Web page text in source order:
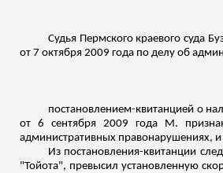
Судья Пермского краевого суда
от 7 октября 2009 года по делу об
постановлением-квитанцией о
от 6 сентября 2009 года М.
административных правонарушениях,
Из постановления-квитанции
"Тойота", превысил установленную